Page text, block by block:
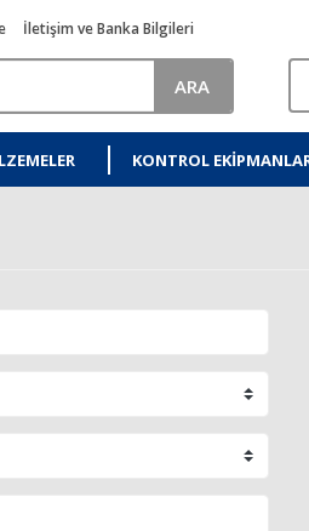
İletişim ve Banka Bilgileri
ARA
KONTROL